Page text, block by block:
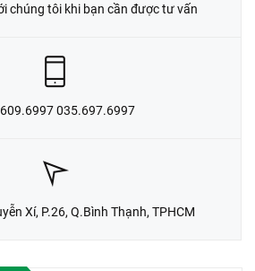
chúng tôi khi bạn cần được tư vấn
035.697.6997
Xí, P.26, Q.Bình Thạnh, TPHCM